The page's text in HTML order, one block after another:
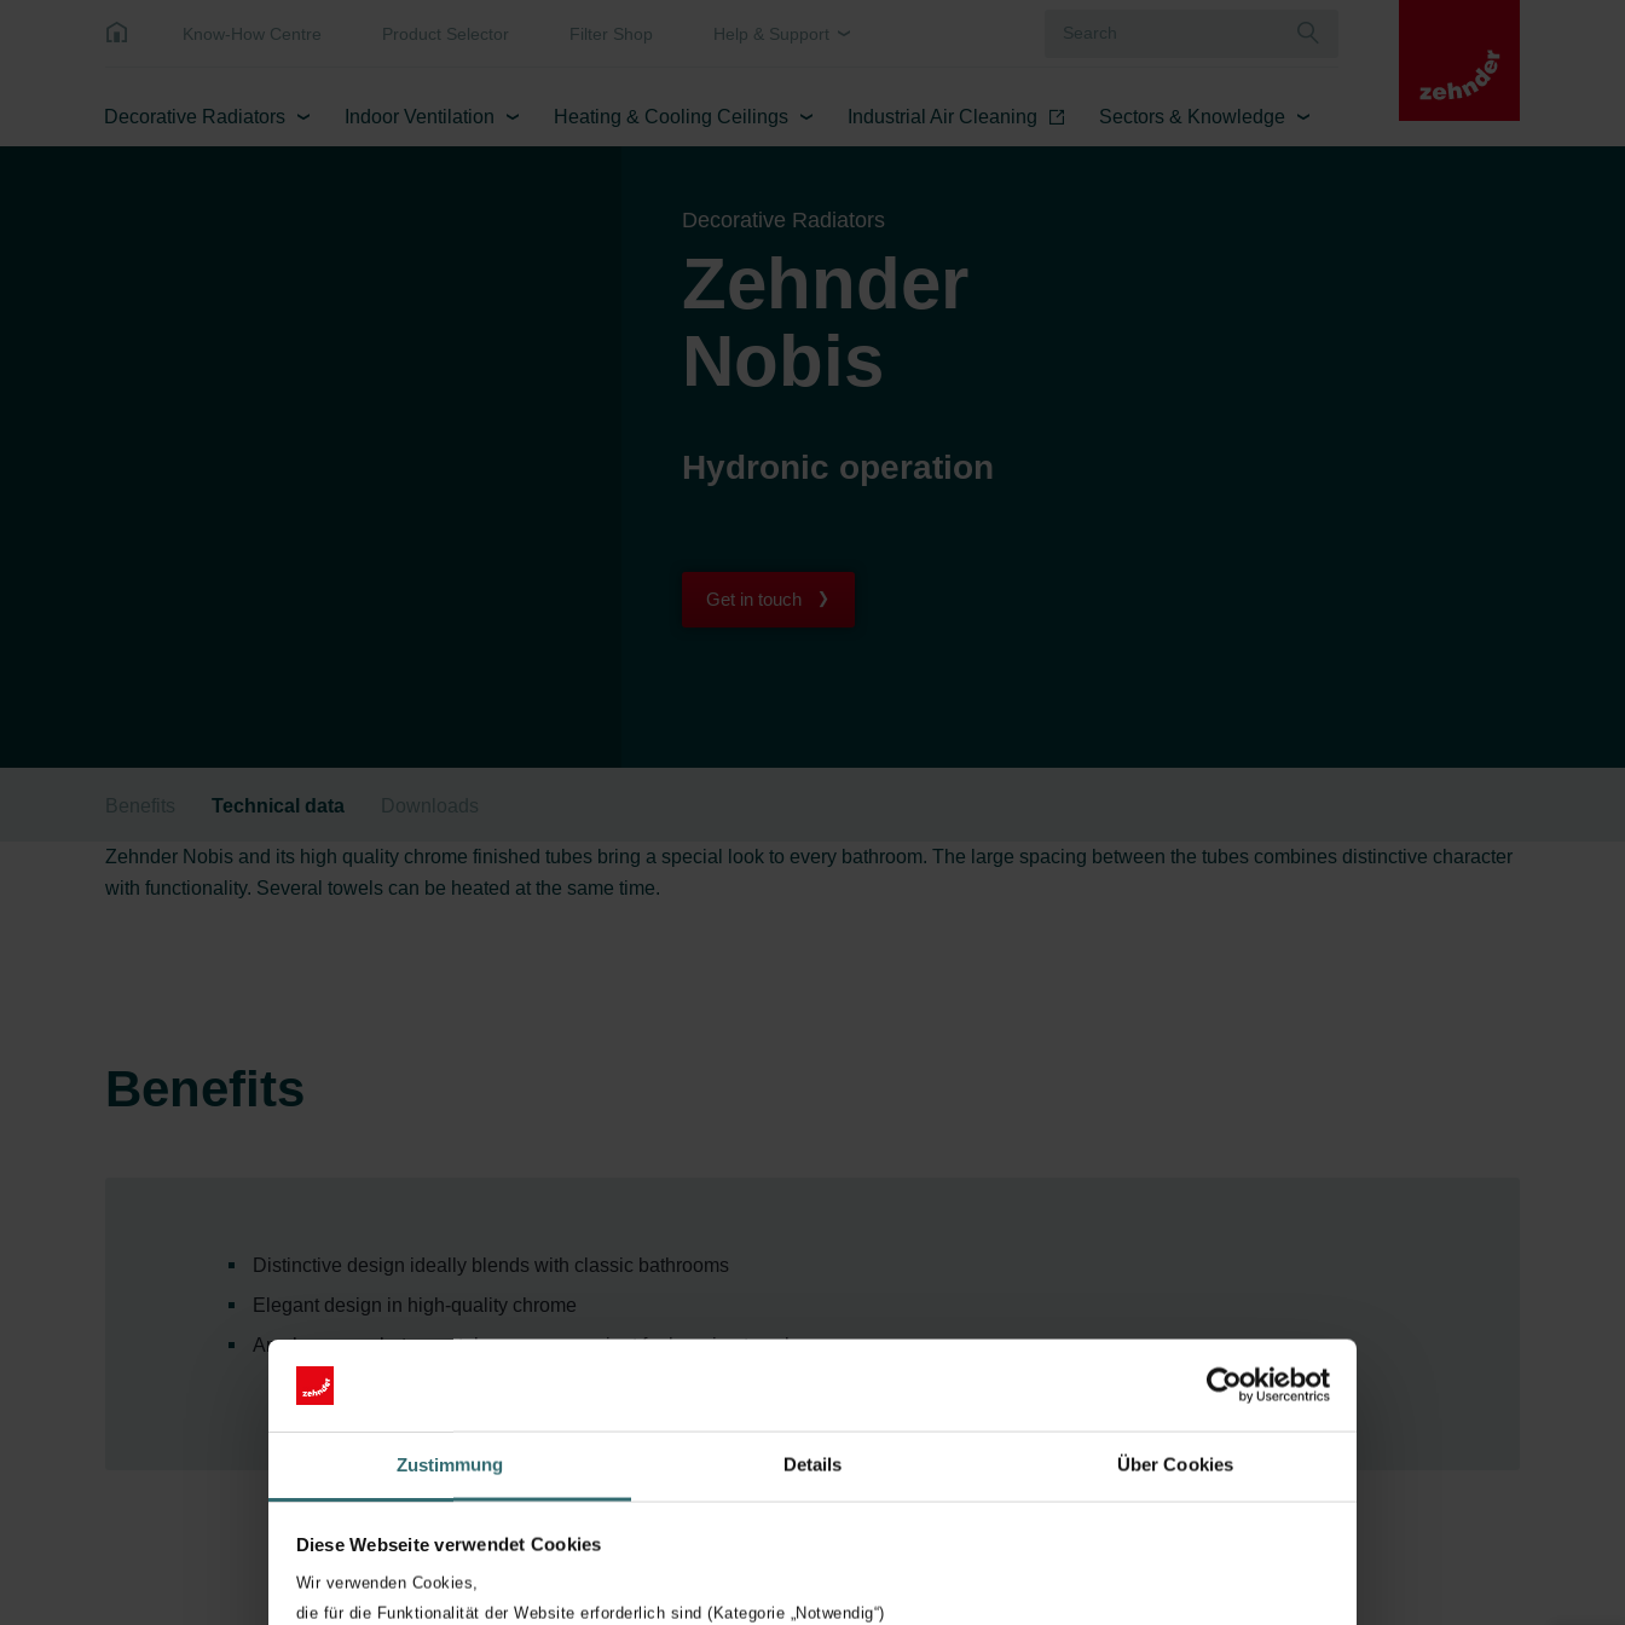
Zustimmung Details Über Cookies
Diese Webseite verwendet Cookies
Wir verwenden Cookies,
die für die Funktionalität der Website erforderlich sind (Kategorie „Notwendig“)
Know-How Centre Product Selector Filter Shop Help & Support
Decorative Radiators Indoor Ventilation Heating & Cooling Ceilings Industrial Air Cleaning Sectors & Knowledge
Decorative Radiators
Zehnder
Nobis
Hydronic operation
Get in touch
Benefits Technical data Downloads
Zehnder Nobis and its high quality chrome finished tubes bring a special look to every bathroom. The large spacing between the tubes combines distinctive character
with functionality. Several towels can be heated at the same time.
Benefits
Distinctive design ideally blends with classic bathrooms
Elegant design in high-quality chrome
Ample spaces between tubes are convenient for hanging towels